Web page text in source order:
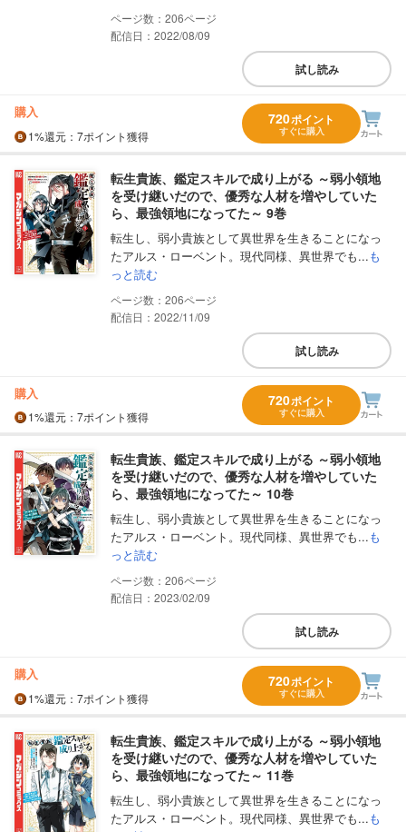
206
配信日：2022/08/09
試し読み
購入
1%還元 ：7ポイント獲得
720ポイント
すぐに購入
転生貴族、鑑定スキルで成り上がる ～弱小領地
を受け継いだので、優秀な人材を増やしていた
ら、最強領地になってた～ 9巻
転生し、弱小貴族として異世界を生きることになっ
たアルス・ローベント。現代同様、異世界でも...も
っと読む
206
配信日：2022/11/09
試し読み
購入
1%還元 ：7ポイント獲得
720ポイント
すぐに購入
転生貴族、鑑定スキルで成り上がる ～弱小領地
を受け継いだので、優秀な人材を増やしていた
ら、最強領地になってた～ 10巻
転生し、弱小貴族として異世界を生きることになっ
たアルス・ローベント。現代同様、異世界でも...も
っと読む
206
配信日：2023/02/09
試し読み
購入
1%還元 ：7ポイント獲得
720ポイント
すぐに購入
転生貴族、鑑定スキルで成り上がる ～弱小領地
を受け継いだので、優秀な人材を増やしていた
ら、最強領地になってた～ 11巻
転生し、弱小貴族として異世界を生きることになっ
たアルス・ローベント。現代同様、異世界でも...も